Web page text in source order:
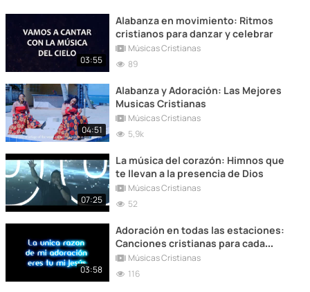
03:55
Alabanza en movimiento: Ritmos
cristianos para danzar y celebrar
Músicas Cristianas
89
04:51
Alabanza y Adoración: Las Mejores
Musicas Cristianas
Músicas Cristianas
5,9k
07:25
La música del corazón: Himnos que
te llevan a la presencia de Dios
Músicas Cristianas
52
03:58
Adoración en todas las estaciones:
Canciones cristianas para cada
momento de tu vida
Músicas Cristianas
116